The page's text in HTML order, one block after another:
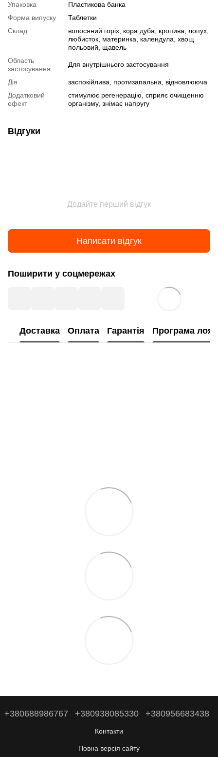
Упаковка
Пластикова банка
Форма випуску
Таблетки
Склад
волосяний горіх, кора дуба, кропива, лопух,
любисток, материнка, календула, хвощ
польовий, щавель
Область
застосування
Для внутрішнього застосування
Дія
заспокійлива, протизапальна, відновлююча
Додатковий
ефект
стимулює регенерацію, сприяє очищенню
організму, знімає напругу
Відгуки
Додайте перший відгук
Написати відгук
Поширити у соцмережах
Доставка Оплата Гарантія Програма
+380688986767 +380938085330 +380956683438
Контакти
Повна версія сайту